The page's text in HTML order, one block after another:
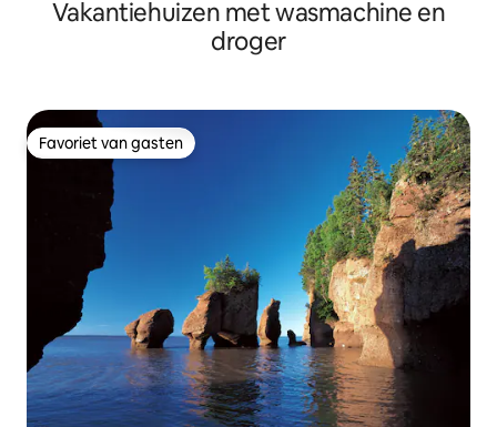
Vakantiehuizen met wasmachine en
droger
Favoriet van gasten
Favoriet van gasten